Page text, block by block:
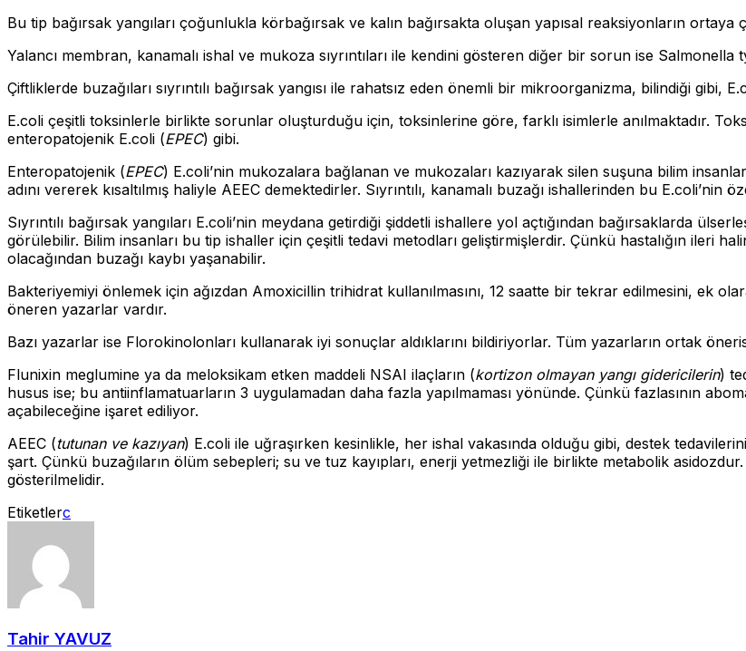
Bu tip bağırsak yangıları çoğunlukla körbağırsak ve kalın bağırsakta oluşan yapısal reaksiyonların ortaya
Yalancı membran, kanamalı ishal ve mukoza sıyrıntıları ile kendini gösteren diğer bir sorun ise
Çiftliklerde buzağıları sıyrıntılı bağırsak yangısı ile rahatsız eden önemli bir mikroorganizma, bilindiği gibi,
E.coli çeşitli toksinlerle birlikte sorunlar oluşturduğu için, toksinlerine göre, farklı isimlerle anılmaktadır.
enteropatojenik E.coli (EPEC) gibi.
Enteropatojenik (EPEC) E.coli’nin mukozalara bağlanan ve mukozaları kazıyarak silen suşuna bilim
adını vererek kısaltılmış haliyle AEEC demektedirler. Sıyrıntılı, kanamalı buzağı ishallerinden bu E.coli’nin
Sıyrıntılı bağırsak yangıları E.coli’nin meydana getirdiği şiddetli ishallere yol açtığından bağırsaklarda
görülebilir. Bilim insanları bu tip ishaller için çeşitli tedavi metodları geliştirmişlerdir. Çünkü hastalığın ileri
olacağından buzağı kaybı yaşanabilir.
Bakteriyemiyi önlemek için ağızdan Amoxicillin trihidrat kullanılmasını, 12 saatte bir tekrar edilmesini, ek
öneren yazarlar vardır.
Bazı yazarlar ise Florokinolonları kullanarak iyi sonuçlar aldıklarını bildiriyorlar. Tüm yazarların ortak
Flunixin meglumine ya da meloksikam etken maddeli NSAI ilaçların (kortizon olmayan yangı gidericilerin)
husus ise; bu antiinflamatuarların 3 uygulamadan daha fazla yapılmaması yönünde. Çünkü fazlasının
açabileceğine işaret ediliyor.
AEEC (tutunan ve kazıyan) E.coli ile uğraşırken kesinlikle, her ishal vakasında olduğu gibi, destek
şart. Çünkü buzağıların ölüm sebepleri; su ve tuz kayıpları, enerji yetmezliği ile birlikte metabolik
gösterilmelidir.
Etiketlerc
Tahir YAVUZ